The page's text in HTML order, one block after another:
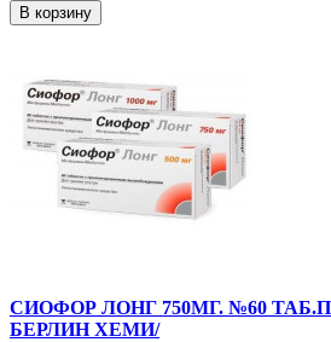
В корзину
СИОФОР ЛОНГ 750МГ. №60
БЕРЛИН ХЕМИ/